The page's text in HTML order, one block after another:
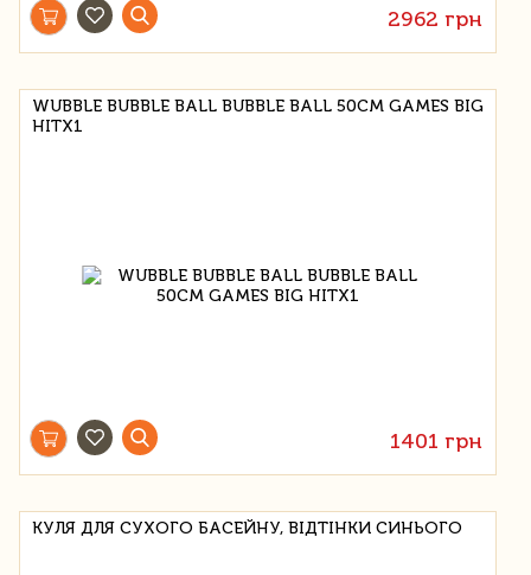
2962 грн
WUBBLE BUBBLE BALL BUBBLE BALL 50СМ GAMES BIG
HITX1
1401 грн
КУЛЯ ДЛЯ СУХОГО БАСЕЙНУ, ВІДТІНКИ СИНЬОГО